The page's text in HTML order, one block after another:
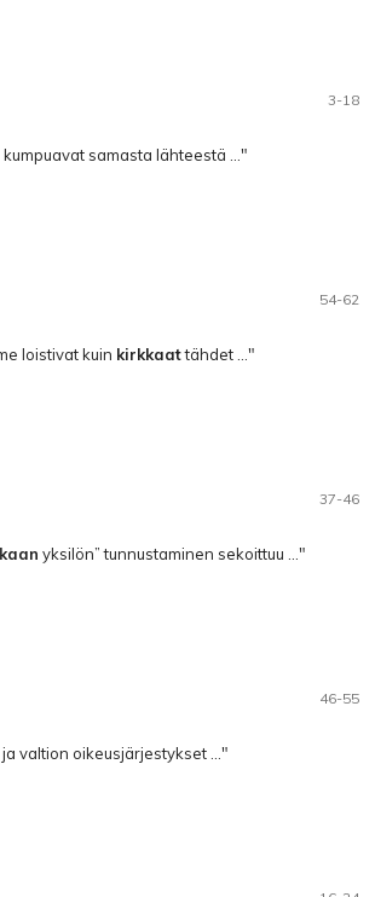
3-18
kumpuavat samasta lähteestä ..."
54-62
loistivat kuin kirkkaattähdet ..."
37-46
yksilön” tunnustaminen sekoittuu ..."
46-55
ja valtion oikeusjärjestykset ..."